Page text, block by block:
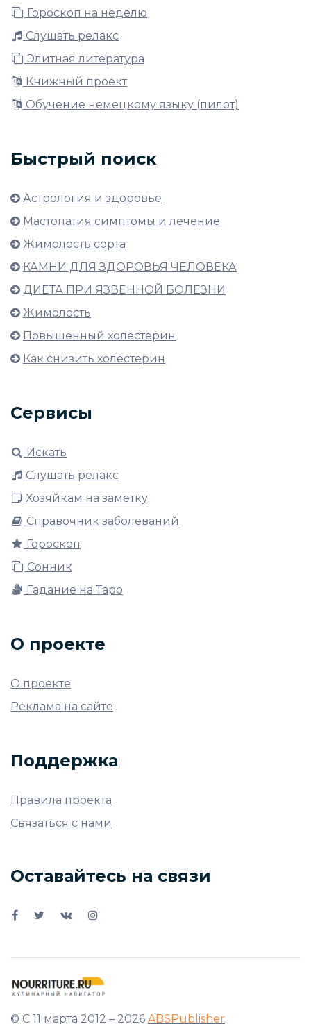
Гороскоп на неделю
Слушать релакс
Элитная литература
Книжный проект
Обучение немецкому языку (пилот)
Быстрый поиск
Астрология и здоровье
Мастопатия симптомы и лечение
Жимолость сорта
КАМНИ ДЛЯ ЗДОРОВЬЯ ЧЕЛОВЕКА
ДИЕТА ПРИ ЯЗВЕННОЙ БОЛЕЗНИ
Жимолость
Повышенный холестерин
Как снизить холестерин
Сервисы
Искать
Слушать релакс
Хозяйкам на заметку
Справочник заболеваний
Гороскоп
Сонник
Гадание на Таро
О проекте
О проекте
Реклама на сайте
Поддержка
Правила проекта
Связаться с нами
Оставайтесь на связи
© С 11 марта 2012 – 2026 ABSPublisher.